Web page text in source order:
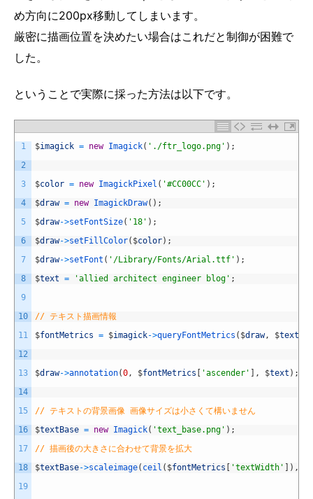
め方向に200px移動してしまいます。
厳密に描画位置を決めたい場合はこれだと制御が困難で
した。
ということで実際に採った方法は以下です。
1
2
3
4
5
6
7
8
9
10
11
12
13
14
15
16
17
18
19
$imagick = new Imagick( './ftr_logo.png' ) ;
$color = new ImagickPixel ( '#CC00CC' ) ;
$draw = new ImagickDraw( ) ;
$draw->setFontSize( '18' ) ;
$draw->setFillColor( $color) ;
$draw->setFont ( '/Library/Fonts/Arial.ttf' ) ;
$text = 'allied architect engineer blog' ;
// テキスト描画情報
$fontMetrics = $imagick->queryFontMetrics ( $draw, $text
$draw->annotation(0 , $fontMetrics [ 'ascender' ] , $text ) ;
// テキストの背景画像 画像サイズは小さくて構いません
$textBase = new Imagick( 'text_base.png' ) ;
// 描画後の大きさに合わせて背景を拡大
$textBase->scaleimage( ceil ( $fontMetrics [ 'textWidth' ] ) ,